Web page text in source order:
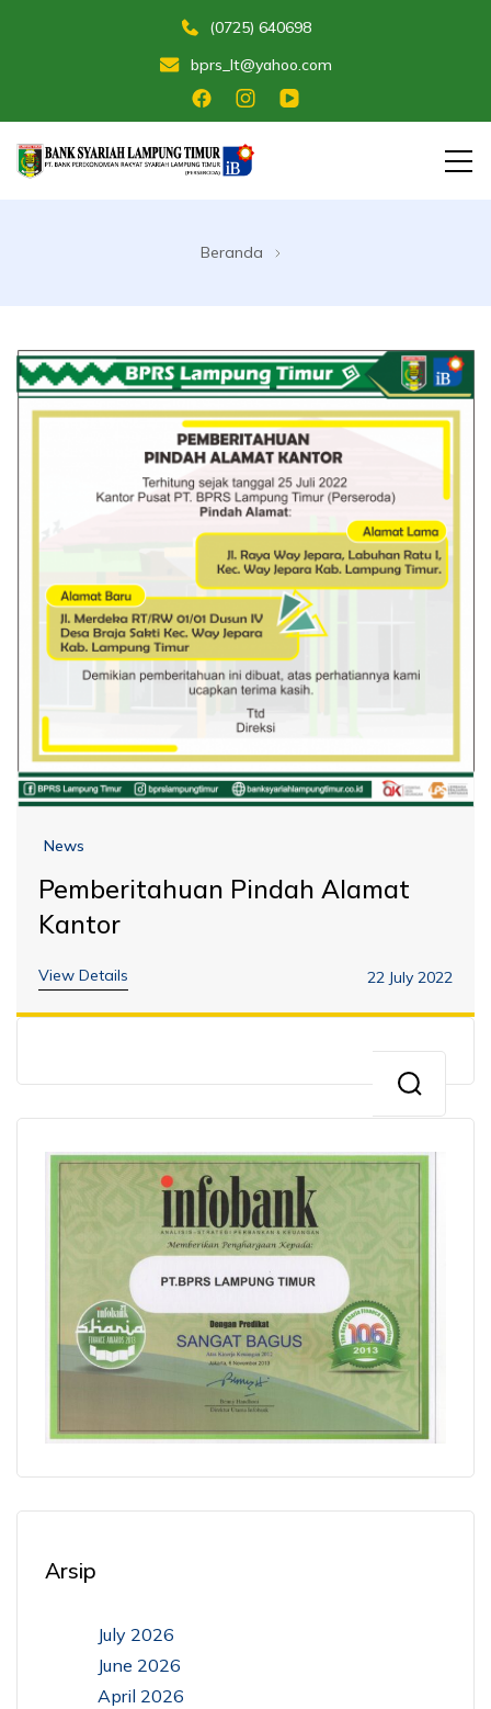
(0725) 640698
bprs_lt@yahoo.com
Lampung TimurBeranda
News
Pemberitahuan Pindah Alamat
Kantor
View Details 22 July 2022
Arsip
July 2026
June 2026
April 2026